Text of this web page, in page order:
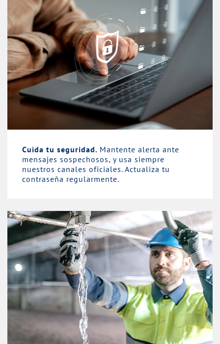
Cuida tu seguridad. Mantente alerta ante
mensajes sospechosos, y usa siempre
nuestros canales oficiales. Actualiza tu
contraseña regularmente.